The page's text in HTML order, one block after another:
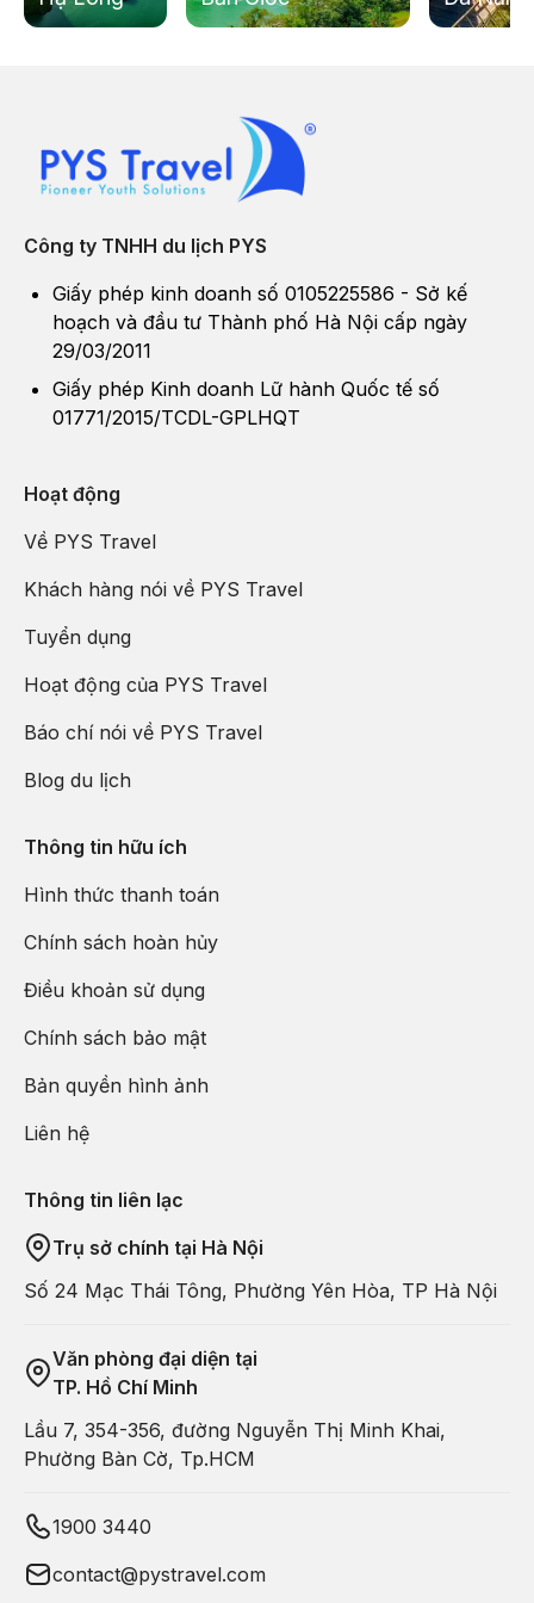
Công ty TNHH du lịch PYS
Giấy phép kinh doanh số 0105225586 - Sở kế
hoạch và đầu tư Thành phố Hà Nội cấp ngày
29/03/2011
Giấy phép Kinh doanh Lữ hành Quốc tế số
01771/2015/TCDL-GPLHQT
Hoạt động
Về PYS Travel
Khách hàng nói về PYS Travel
Tuyển dụng
Hoạt động của PYS Travel
Báo chí nói về PYS Travel
Blog du lịch
Thông tin hữu ích
Hình thức thanh toán
Chính sách hoàn hủy
Điều khoản sử dụng
Chính sách bảo mật
Bản quyền hình ảnh
Liên hệ
Thông tin liên lạc
Trụ sở chính tại Hà Nội
Số 24 Mạc Thái Tông, Phường Yên Hòa, TP Hà Nội
Văn phòng đại diện tại
TP. Hồ Chí Minh
Lầu 7, 354-356, đường Nguyễn Thị Minh Khai,
Phường Bàn Cờ, Tp.HCM
1900 3440
contact@pystravel.com